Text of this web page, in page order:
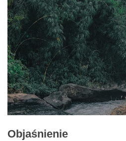
Objaśnienie